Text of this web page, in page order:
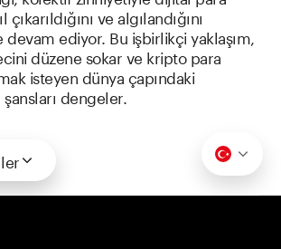
ve algılandığını
ediyor. Bu işbirlikçi yaklaşım,
düzene sokar ve kripto para
isteyen dünya çapındaki
dengeler.